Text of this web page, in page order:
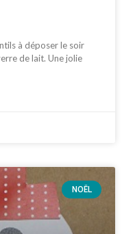
à déposer le soir
de lait. Une jolie
NOËL